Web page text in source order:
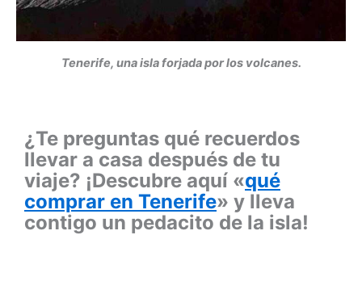
Tenerife, una isla forjada por los volcanes.
¿Te preguntas qué recuerdos
llevar a casa después de tu
viaje? ¡Descubre aquí «qué
comprar en Tenerife» y lleva
contigo un pedacito de la isla!